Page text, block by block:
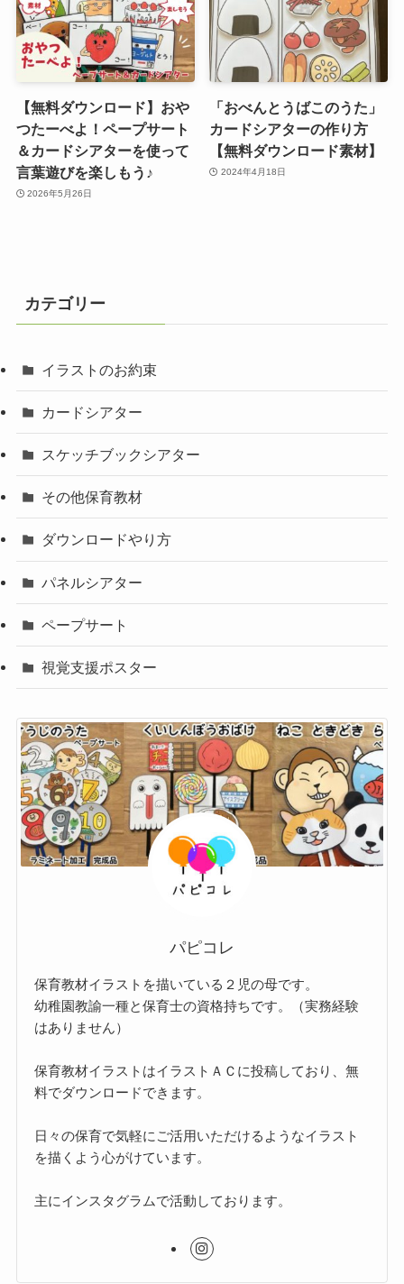
【無料ダウンロード】おや
つたーべよ！ペープサート
＆カードシアターを使って
言葉遊びを楽しもう♪
2026年5月26日
「おべんとうばこのうた」
カードシアターの作り方
【無料ダウンロード素材】
2024年4月18日
カテゴリー
イラストのお約束
カードシアター
スケッチブックシアター
その他保育教材
ダウンロードやり方
パネルシアター
ペープサート
視覚支援ポスター
パピコレ
保育教材イラストを描いている２児の母です。
幼稚園教諭一種と保育士の資格持ちです。（実務経験
はありません）
保育教材イラストはイラストＡＣに投稿しており、無
料でダウンロードできます。
日々の保育で気軽にご活用いただけるようなイラスト
を描くよう心がけています。
主にインスタグラムで活動しております。